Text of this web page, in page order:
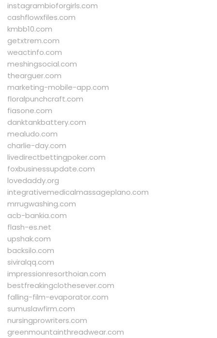
instagrambioforgirls.com
cashflowxfiles.com
kmbb10.com
getxtrem.com
weactinfo.com
meshingsocial.com
thearguer.com
marketing-mobile-app.com
floralpunchcraft.com
fiasone.com
danktankbattery.com
mealudo.com
charlie-day.com
livedirectbettingpoker.com
foxbusinessupdate.com
lovedaddy.org
integrativemedicalmassageplano.com
mrrugwashing.com
acb-bankia.com
flash-es.net
upshak.com
backsilo.com
siviralqq.com
impressionresorthoian.com
bestfreakingclothesever.com
falling-film-evaporator.com
sumuslawfirm.com
nursingprowriters.com
greenmountainthreadwear.com